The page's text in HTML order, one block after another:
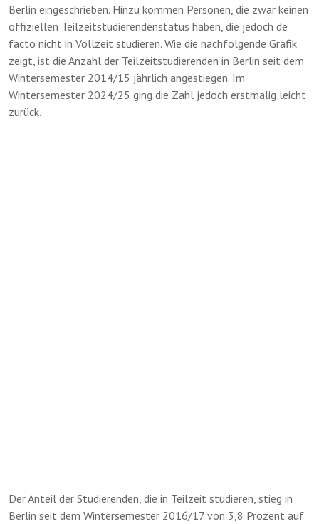
Berlin eingeschrieben. Hinzu kommen Personen, die zwar keinen
offiziellen Teilzeitstudierendenstatus haben, die jedoch de
facto nicht in Vollzeit studieren. Wie die nachfolgende Grafik
zeigt, ist die Anzahl der Teilzeitstudierenden in Berlin seit dem
Wintersemester 2014/15 jährlich angestiegen. Im
Wintersemester 2024/25 ging die Zahl jedoch erstmalig leicht
zurück.
Der Anteil der Studierenden, die in Teilzeit studieren, stieg in
Berlin seit dem Wintersemester 2016/17 von 3,8 Prozent auf